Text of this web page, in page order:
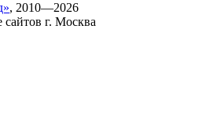
, 2010—2026
г. Москва